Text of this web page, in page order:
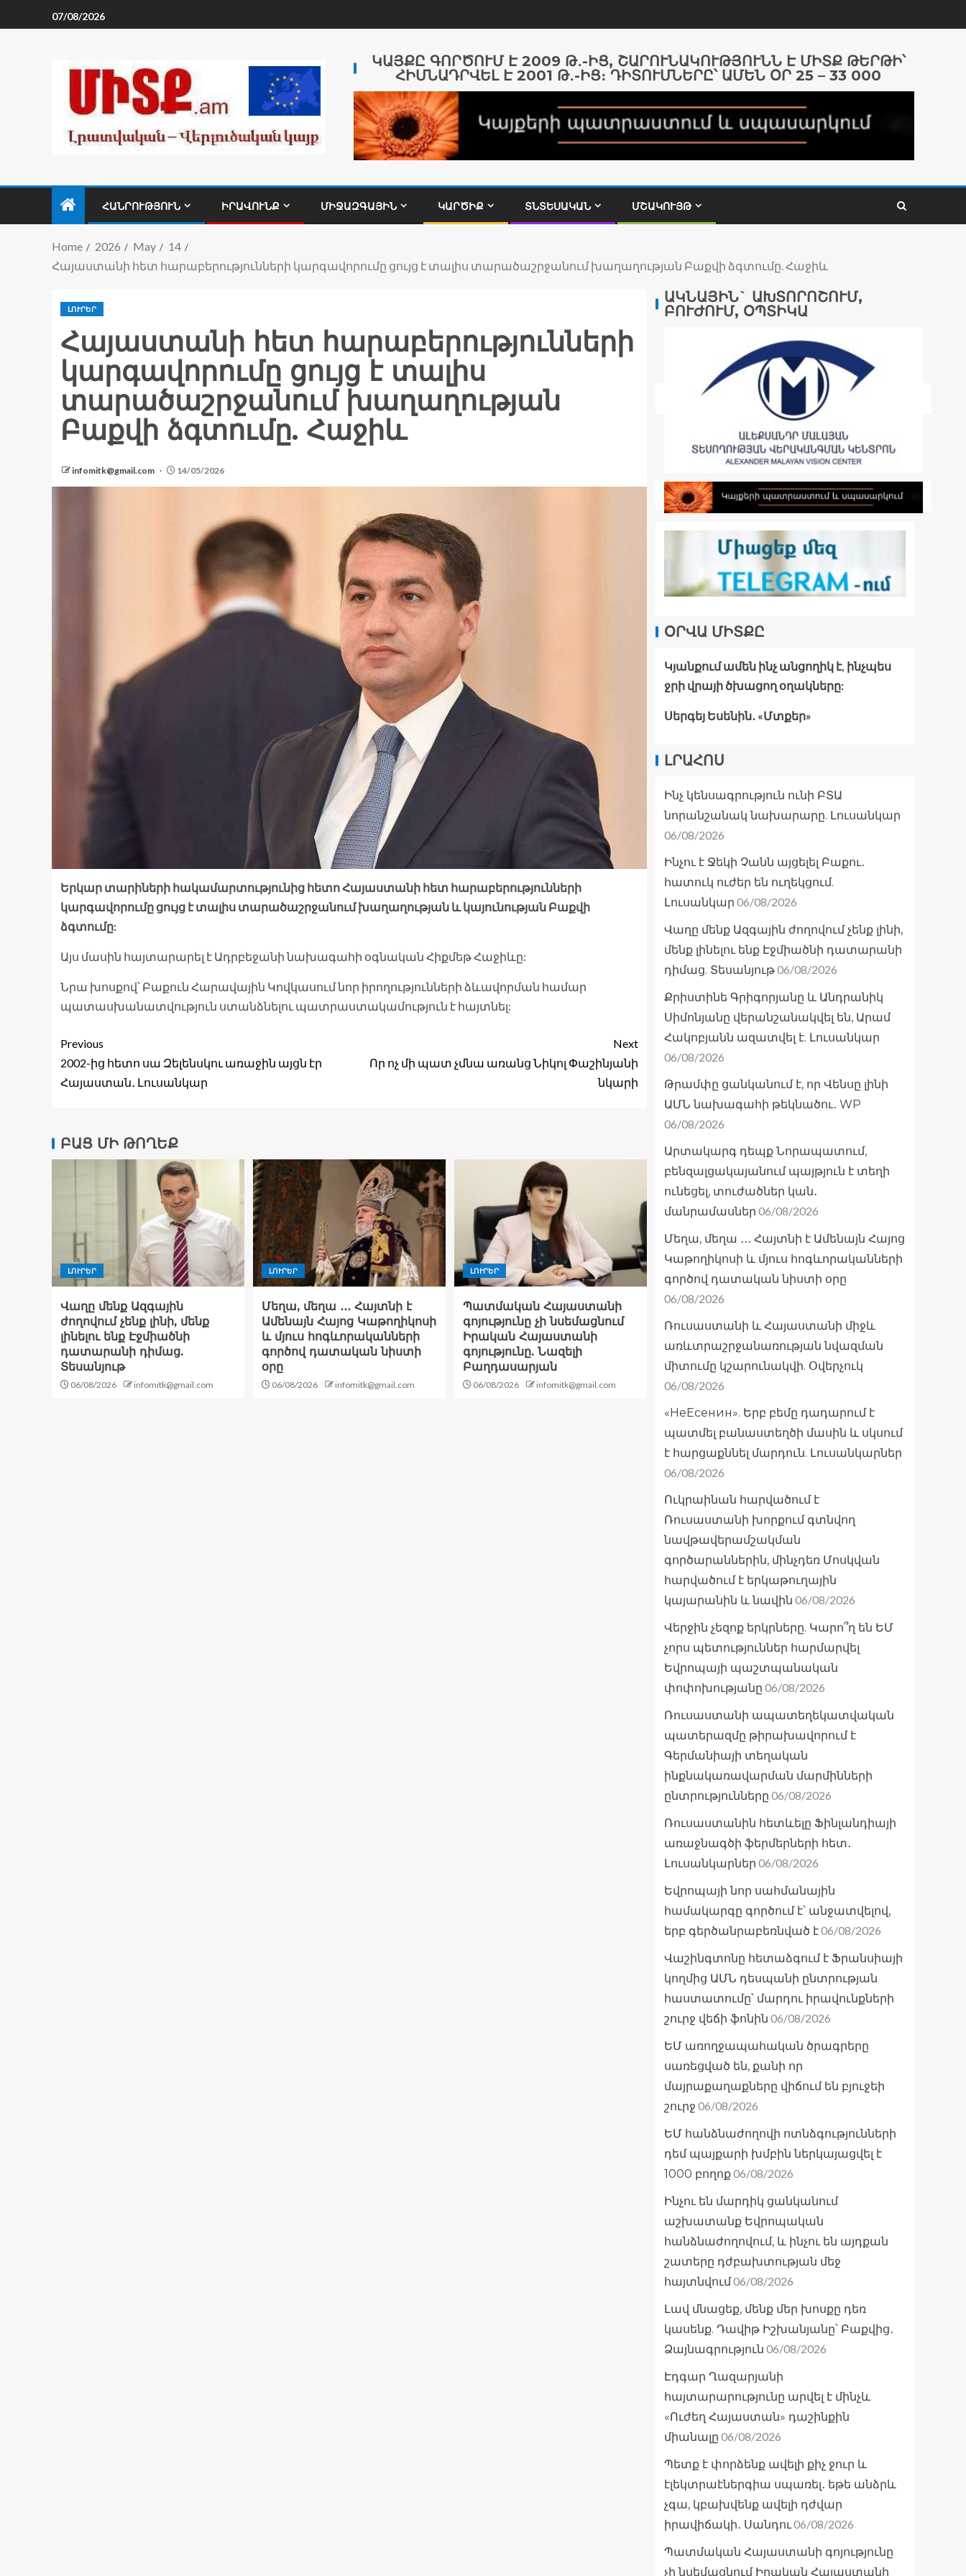
07/08/2026
ԿԱՅՔԸ ԳՈՐԾՈՒՄ Է 2009 Թ․-ԻՑ, ՇԱՐՈՒՆԱԿՈՒԹՅՈՒՆՆ Է ՄԻՏՔ ԹԵՐԹԻ՝
ՀԻՄՆԱԴՐՎԵԼ Է 2001 Թ․-ԻՑ։ ԴԻՏՈՒՄՆԵՐԸ՝ ԱՄԵՆ ՕՐ 25 – 33 000
ՀԱՆՐՈՒԹՅՈՒՆ ԻՐԱՎՈՒՆՔ ՄԻՋԱԶԳԱՅԻՆ ԿԱՐԾԻՔ ՏՆՏԵՍԱԿԱՆ ՄՇԱԿՈՒՅԹ
Home 2026 May
14
Հայաստանի հետ հարաբերությունների կարգավորումը ցույց է տալիս տարածաշրջանում խաղաղության Բաքվի ձգտումը. Հաջիև
ԼՈՒՐԵՐ
Հայաստանի հետ հարաբերությունների
կարգավորումը ցույց է տալիս
տարածաշրջանում խաղաղության
Բաքվի ձգտումը. Հաջիև
infomitk@gmail.com 14/05/2026
Երկար տարիների հակամարտությունից հետո Հայաստանի հետ հարաբերությունների
կարգավորումը ցույց է տալիս տարածաշրջանում խաղաղության և կայունության Բաքվի
ձգտումը:
Այս մասին հայտարարել է Ադրբեջանի նախագահի օգնական Հիքմեթ Հաջիևը:
Նրա խոսքով՝ Բաքուն Հարավային Կովկասում նոր իրողությունների ձևավորման համար
պատասխանատվություն ստանձնելու պատրաստակամություն է հայտնել:
Previous
2002-ից հետո սա Զելենսկու առաջին այցն էր
Հայաստան․ Լուսանկար
Next
Որ ոչ մի պատ չմնա առանց Նիկոլ Փաշինյանի
նկարի
ԲԱՑ ՄԻ ԹՈՂԵՔ
ԼՈՒՐԵՐ
Վաղը մենք Ազգային
ժողովում չենք լինի, մենք
լինելու ենք Էջմիածնի
դատարանի դիմաց.
Տեսանյութ
06/08/2026 infomitk@gmail.com
ԼՈՒՐԵՐ
Մեղա, մեղա ․․․ Հայտնի է
Ամենայն Հայոց Կաթողիկոսի
և մյուս հոգևորականների
գործով դատական նիստի
օրը
06/08/2026 infomitk@gmail.com
ԼՈՒՐԵՐ
Պատմական Հայաստանի
գոյությունը չի նսեմացնում
Իրական Հայաստանի
գոյությունը. Նազելի
Բաղդասարյան
06/08/2026 infomitk@gmail.com
ԱԿՆԱՅԻՆ` ԱԽՏՈՐՈՇՈՒՄ,
ԲՈՒԺՈՒՄ, ՕՊՏԻԿԱ
ՕՐՎԱ ՄԻՏՔԸ
Կյանքում ամեն ինչ անցողիկ է, ինչպես
ջրի վրայի ծխացող օղակները:
Սերգեյ Եսենին․ «Մտքեր»
ԼՐԱՀՈՍ
Ինչ կենսագրություն ունի ԲՏԱ
նորանշանակ նախարարը. Լուսանկար
06/08/2026
Ինչու է Ջեկի Չանն այցելել Բաքու․
հատուկ ուժեր են ուղեկցում.
Լուսանկար 06/08/2026
Վաղը մենք Ազգային ժողովում չենք լինի,
մենք լինելու ենք Էջմիածնի դատարանի
դիմաց. Տեսանյութ06/08/2026
Քրիստինե Գրիգորյանը և Անդրանիկ
Սիմոնյանը վերանշանակվել են, Արամ
Հակոբյանն ազատվել է. Լուսանկար
06/08/2026
Թրամփը ցանկանում է, որ Վենսը լինի
ԱՄՆ նախագահի թեկնածու․ WP
06/08/2026
Արտակարգ դեպք Նորապատում,
բենզալցակայանում պայթյուն է տեղի
ունեցել, տուժածներ կան․
մանրամասներ 06/08/2026
Մեղա, մեղա ․․․ Հայտնի է Ամենայն Հայոց
Կաթողիկոսի և մյուս հոգևորականների
գործով դատական նիստի օրը
06/08/2026
Ռուսաստանի և Հայաստանի միջև
առևտրաշրջանառության նվազման
միտումը կշարունակվի. Օվերչուկ
06/08/2026
«НеЕсенин». Երբ բեմը դադարում է
պատմել բանաստեղծի մասին և սկսում
է հարցաքննել մարդուն. Լուսանկարներ
06/08/2026
Ուկրաինան հարվածում է
Ռուսաստանի խորքում գտնվող
նավթավերամշակման
գործարաններին, մինչդեռ Մոսկվան
հարվածում է երկաթուղային
կայարանին և նավին 06/08/2026
Վերջին չեզոք երկրները. Կարո՞ղ են ԵՄ
չորս պետություններ հարմարվել
Եվրոպայի պաշտպանական
փոփոխությանը 06/08/2026
Ռուսաստանի ապատեղեկատվական
պատերազմը թիրախավորում է
Գերմանիայի տեղական
ինքնակառավարման մարմինների
ընտրությունները 06/08/2026
Ռուսաստանին հետևելը Ֆինլանդիայի
առաջնագծի ֆերմերների հետ․
Լուսանկարներ 06/08/2026
Եվրոպայի նոր սահմանային
համակարգը գործում է՝ անջատվելով,
երբ գերծանրաբեռնված է06/08/2026
Վաշինգտոնը հետաձգում է Ֆրանսիայի
կողմից ԱՄՆ դեսպանի ընտրության
հաստատումը՝ մարդու իրավունքների
շուրջ վեճի ֆոնին 06/08/2026
ԵՄ առողջապահական ծրագրերը
սառեցված են, քանի որ
մայրաքաղաքները վիճում են բյուջեի
շուրջ 06/08/2026
ԵՄ հանձնաժողովի ոտնձգությունների
դեմ պայքարի խմբին ներկայացվել է
1000 բողոք06/08/2026
Ինչու են մարդիկ ցանկանում
աշխատանք Եվրոպական
հանձնաժողովում, և ինչու են այդքան
շատերը դժբախտության մեջ
հայտնվում06/08/2026
Լավ մնացեք, մենք մեր խոսքը դեռ
կասենք. Դավիթ Իշխանյանը՝ Բաքվից․
Ձայնագրություն 06/08/2026
Էդգար Ղազարյանի
հայտարարությունը արվել է մինչև
«Ուժեղ Հայաստան» դաշինքին
միանալը 06/08/2026
Պետք է փորձենք ավելի քիչ ջուր և
էլեկտրաէներգիա սպառել․ եթե անձրև
չգա, կբախվենք ավելի դժվար
իրավիճակի․ Սանդու06/08/2026
Պատմական Հայաստանի գոյությունը
չի նսեմացնում Իրական Հայաստանի